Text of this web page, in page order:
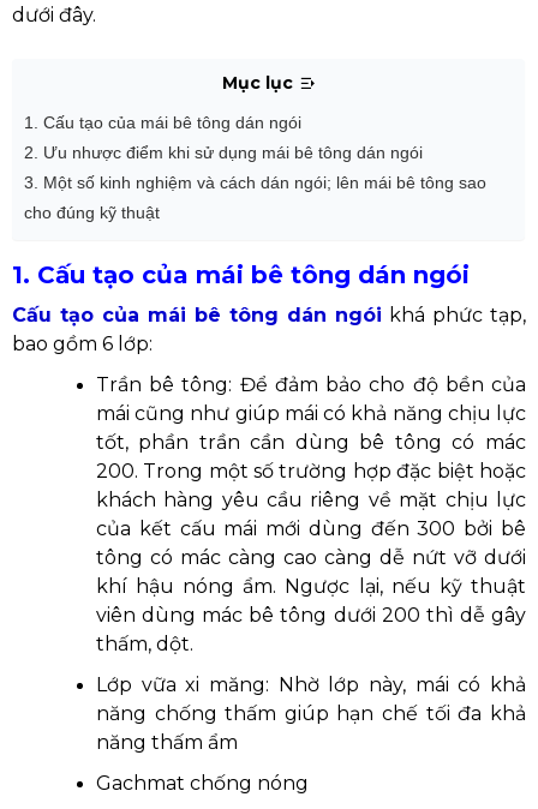
dưới đây.
Mục lục
1. Cấu tạo của mái bê tông dán ngói
2. Ưu nhược điểm khi sử dụng mái bê tông dán ngói
3. Một số kinh nghiệm và cách dán ngói; lên mái bê tông sao
cho đúng kỹ thuật
1. Cấu tạo của mái bê tông dán ngói
Cấu tạo của mái bê tông dán ngói khá phức tạp,
bao gồm 6 lớp:
Trần bê tông: Để đảm bảo cho độ bền của
mái cũng như giúp mái có khả năng chịu lực
tốt, phần trần cần dùng bê tông có mác
200. Trong một số trường hợp đặc biệt hoặc
khách hàng yêu cầu riêng về mặt chịu lực
của kết cấu mái mới dùng đến 300 bởi bê
tông có mác càng cao càng dễ nứt vỡ dưới
khí hậu nóng ẩm. Ngược lại, nếu kỹ thuật
viên dùng mác bê tông dưới 200 thì dễ gây
thấm, dột.
Lớp vữa xi măng: Nhờ lớp này, mái có khả
năng chống thấm giúp hạn chế tối đa khả
năng thấm ẩm
Gachmat chống nóng